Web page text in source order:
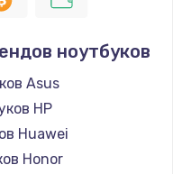
ноутбуков
Asus
HP
Huawei
Honor